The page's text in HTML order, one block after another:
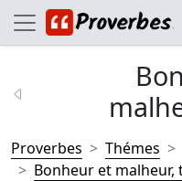
Proverbes Thémes
Bonheur et